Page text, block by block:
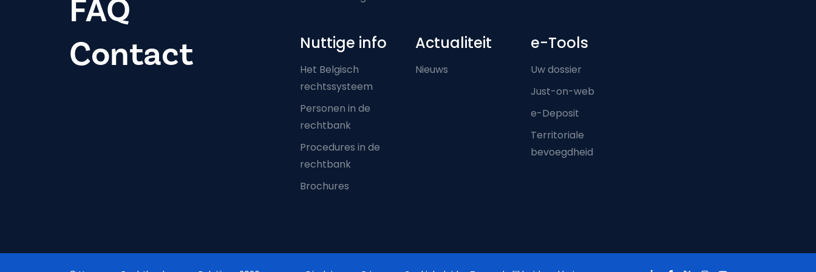
FAQ
Contact
Nuttige info
Het Belgisch
rechtssysteem
Personen in de
rechtbank
Procedures in de
rechtbank
Brochures
Actualiteit
Nieuws
e-Tools
Uw dossier
Just-on-web
e-Deposit
Territoriale
bevoegdheid